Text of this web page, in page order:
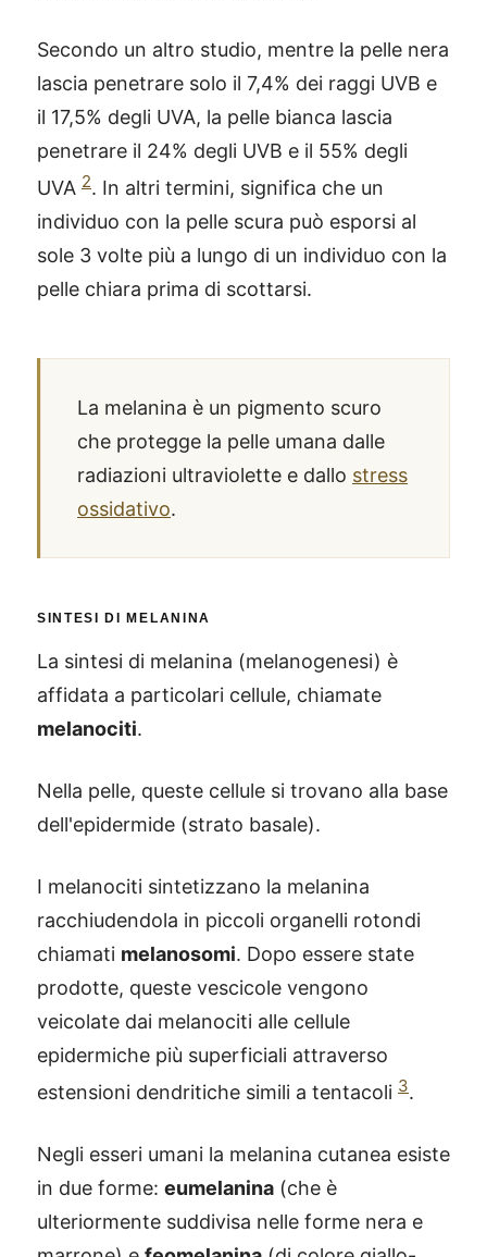
Secondo un altro studio, mentre la pelle nera
lascia penetrare solo il 7,4% dei raggi UVB e
il 17,5% degli UVA, la pelle bianca lascia
penetrare il 24% degli UVB e il 55% degli
UVA 2. In altri termini, significa che un
individuo con la pelle scura può esporsi al
sole 3 volte più a lungo di un individuo con la
pelle chiara prima di scottarsi.
La melanina è un pigmento scuro
che protegge la pelle umana dalle
radiazioni ultraviolette e dallo stress
ossidativo.
SINTESI DI MELANINA
La sintesi di melanina (melanogenesi) è
affidata a particolari cellule, chiamate
melanociti.
Nella pelle, queste cellule si trovano alla base
dell'epidermide (strato basale).
I melanociti sintetizzano la melanina
racchiudendola in piccoli organelli rotondi
chiamati melanosomi. Dopo essere state
prodotte, queste vescicole vengono
veicolate dai melanociti alle cellule
epidermiche più superficiali attraverso
estensioni dendritiche simili a tentacoli 3.
Negli esseri umani la melanina cutanea esiste
in due forme: eumelanina (che è
ulteriormente suddivisa nelle forme nera e